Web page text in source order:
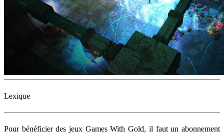
Lexique
Pour bénéficier des jeux Games With Gold, il faut un abonnement